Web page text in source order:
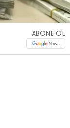
ABONE OL